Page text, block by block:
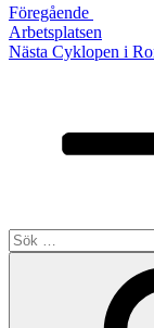
Föregående
Arbetsplatsen
Nästa
Nästa Cyklopen i
Sök
efter: